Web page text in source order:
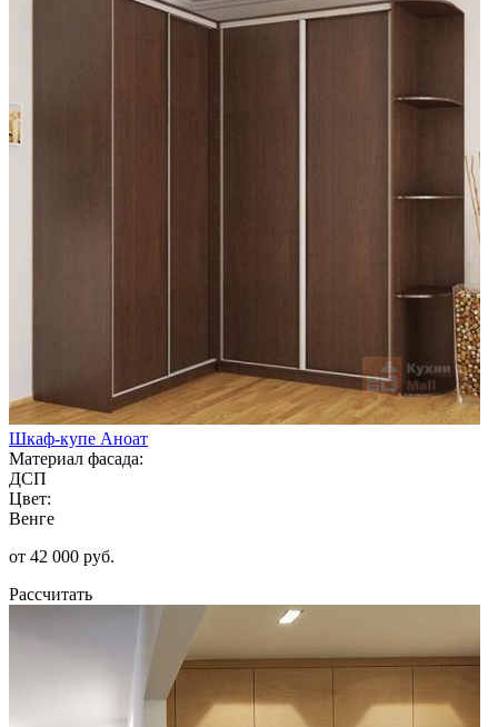
Шкаф-купе Аноат
Материал фасада:
ДСП
Цвет:
Венге
от 42 000 руб.
Рассчитать